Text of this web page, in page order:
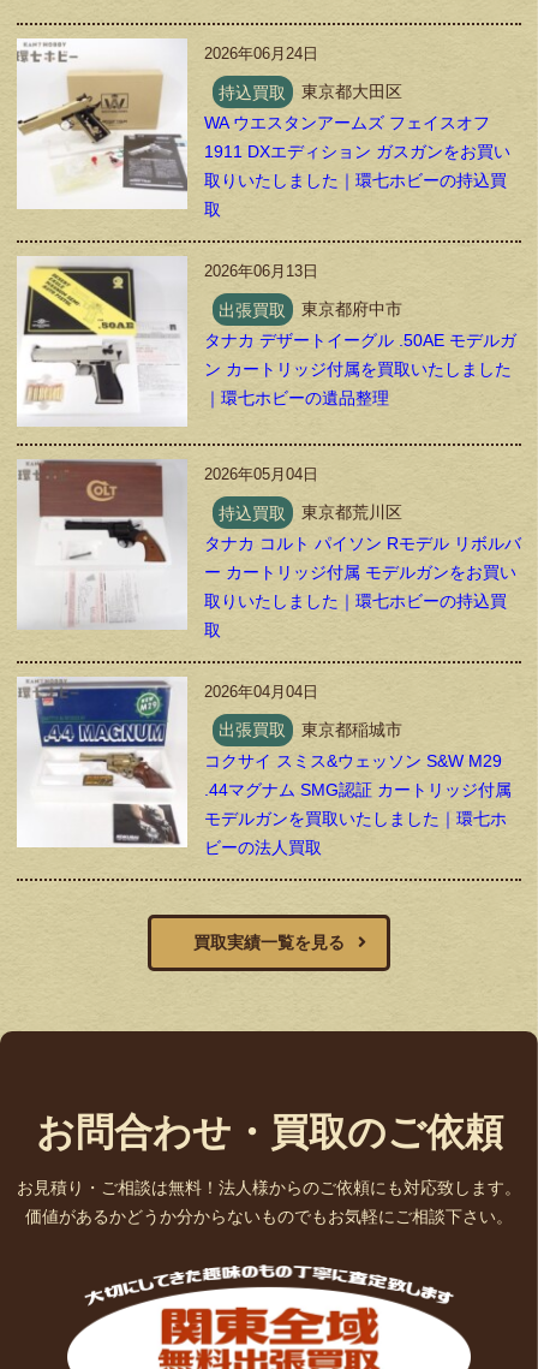
2026年06月24日
持込買取
東京都大田区
WA ウエスタンアームズ フェイスオフ
1911 DXエディション ガスガンをお買い
取りいたしました｜環七ホビーの持込買
取
2026年06月13日
出張買取
東京都府中市
タナカ デザートイーグル .50AE モデルガ
ン カートリッジ付属を買取いたしました
｜環七ホビーの遺品整理
2026年05月04日
持込買取
東京都荒川区
タナカ コルト パイソン Rモデル リボルバ
ー カートリッジ付属 モデルガンをお買い
取りいたしました｜環七ホビーの持込買
取
2026年04月04日
出張買取
東京都稲城市
コクサイ スミス&ウェッソン S&W M29
.44マグナム SMG認証 カートリッジ付属
モデルガンを買取いたしました｜環七ホ
ビーの法人買取
買取実績一覧を見る
お問合わせ・買取のご依頼
お見積り・ご相談は無料！法人様からのご依頼にも対応致します。
価値があるかどうか分からないものでもお気軽にご相談下さい。